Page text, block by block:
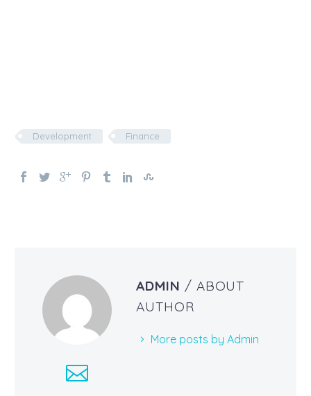
Development Finance
ADMIN / ABOUT
AUTHOR
More posts by Admin